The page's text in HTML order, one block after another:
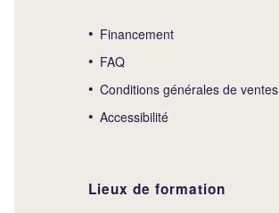
Financement
FAQ
Conditions générales de ventes
Accessibilité
Lieux de formation